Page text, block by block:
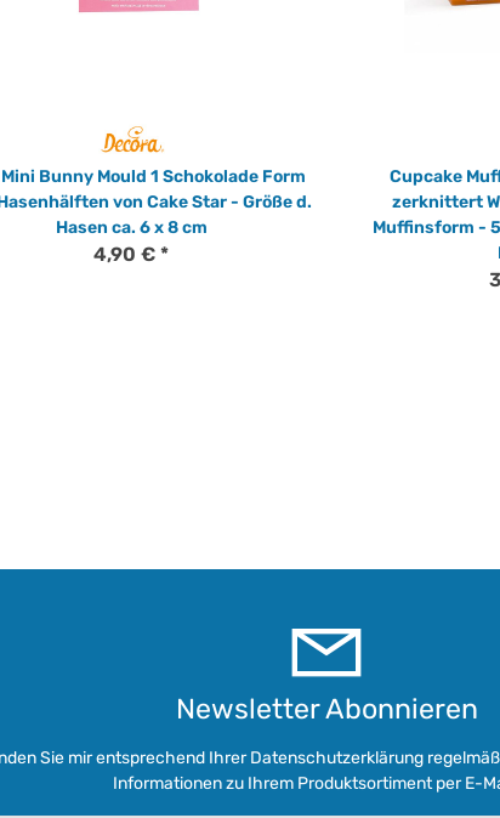
Bunny Mould 1 Schokolade Form
von Cake Star - Größe d.
Hasen ca. 6 x 8 cm
4,90 € *
Cupcake
zerknittert
Muffinsform -
Newsletter Abonnieren
Sie mir entsprechend IhrerDatenschutzerklärung
Informationen zu Ihrem Produktsortiment per E-